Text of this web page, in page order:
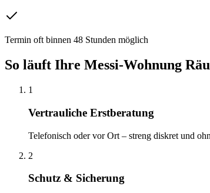
Termin oft binnen 48 Stunden möglich
So läuft Ihre Messi-Wohnung
1
Vertrauliche Erstberatung
Telefonisch oder vor Ort – streng diskret und
2
Schutz & Sicherung